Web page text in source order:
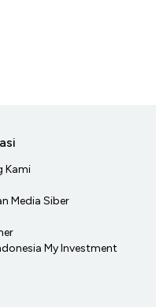
Kami
Media Siber
My Investment